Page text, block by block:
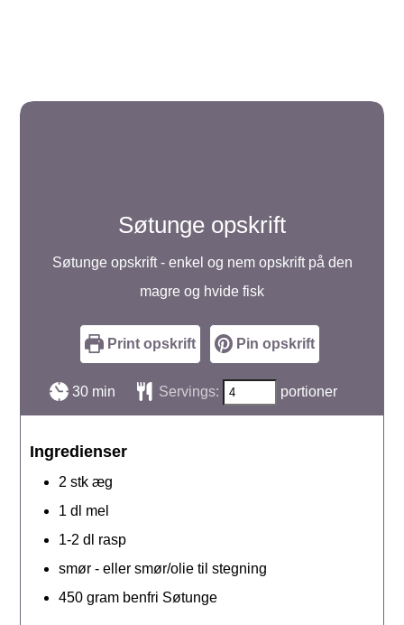
Søtunge opskrift
Søtunge opskrift - enkel og nem opskrift på den
magre og hvide fisk
Print opskrift Pin opskrift
30minutter
min Servings: portioner
Ingredienser
2 stk æg
1 dl
mel
1-2 dl
rasp
smør - eller smør/olie til stegning
450 gram benfri Søtunge